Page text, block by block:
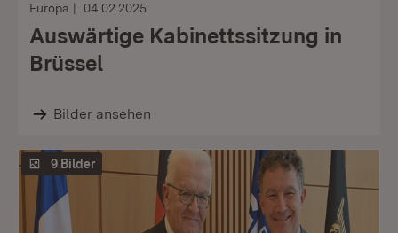
Europa 04.02.2025
Auswärtige Kabinettssitzung in
Brüssel
Bilder ansehen
9 Bilder